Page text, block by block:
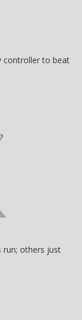
controller to beat
run; others just